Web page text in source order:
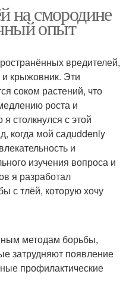
на смородине
опыт
вредителей,
крыжовник. Эти
соком растений, что
роста и
столкнулся с этой
когда мой садuddenly
и
изучения вопроса и
я разработал
с тлёй, которую хочу
методам борьбы,
затрудняют появление
профилактические